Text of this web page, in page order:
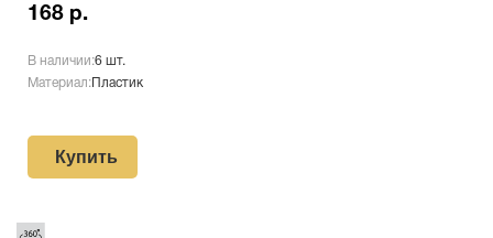
168 р.
В наличии:6 шт.
Материал: Пластик
Купить